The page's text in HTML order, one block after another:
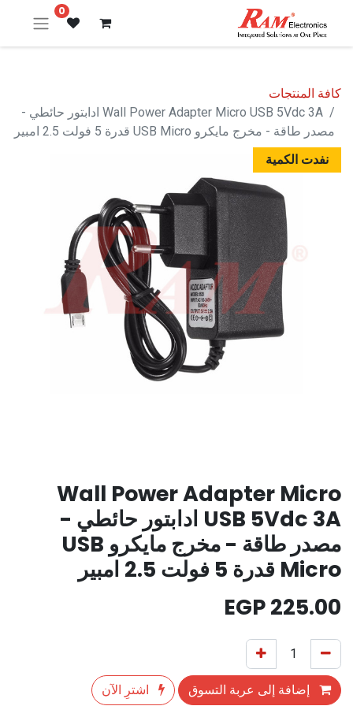
0
كافة المنتجات
Wall Power Adapter Micro USB 5Vdc 3A ادابتور حائطي -
مصدر طاقة - مخرج مايكرو USB Micro قدرة 5 فولت 2.5 امبير
نفدت الكمية
Wall Power Adapter Micro
USB 5Vdc 3A ادابتور حائطي -
مصدر طاقة - مخرج مايكرو USB
Micro قدرة 5 فولت 2.5 امبير
225.00
إضافة إلى عربة التسوق اشترِ الآن